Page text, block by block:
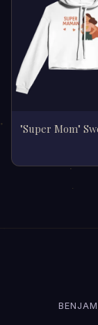
"Super Mom"